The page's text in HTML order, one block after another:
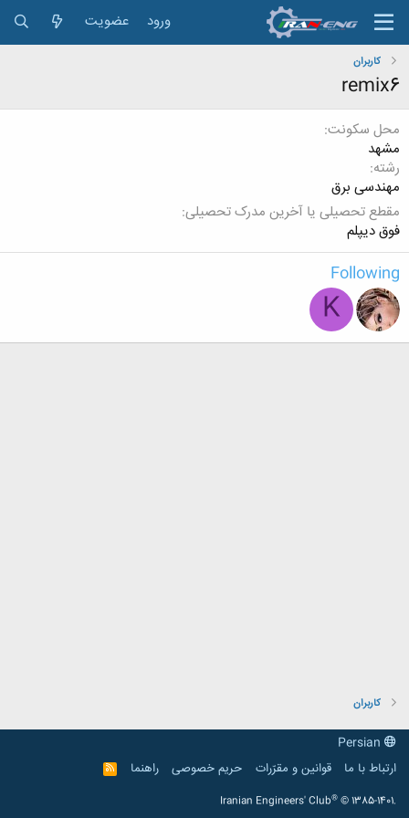
ورود عضویت
کاربران
remix6
محل سکونت
مشهد
رشته
مهندسی برق
مقطع تحصیلی یا آخرین مدرک تحصیلی
فوق دیپلم
Following
K
کاربران
ارتباط با ما
قوانین و مقرّرات حریم خصوصی راهنما
R
S
Iranian Engineers' Club® © 1385-1401.